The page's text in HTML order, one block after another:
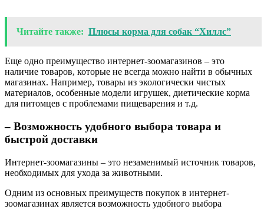
Читайте также: Плюсы корма для собак “Хиллс”
Еще одно преимущество интернет-зоомагазинов – это
наличие товаров, которые не всегда можно найти в обычных
магазинах. Например, товары из экологически чистых
материалов, особенные модели игрушек, диетические корма
для питомцев с проблемами пищеварения и т.д.
– Возможность удобного выбора товара и
быстрой доставки
Интернет-зоомагазины – это незаменимый источник товаров,
необходимых для ухода за животными.
Одним из основных преимуществ покупок в интернет-
зоомагазинах является возможность удобного выбора